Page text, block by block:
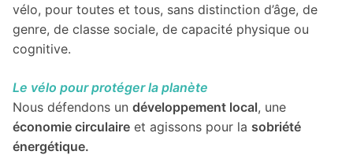
vélo, pour toutes et tous, sans distinction d’âge, de
genre, de classe sociale, de capacité physique ou
cognitive.
Le vélo pour protéger la planète
Nous défendons un développement local, une
économie circulaire et agissons pour la sobriété
énergétique.